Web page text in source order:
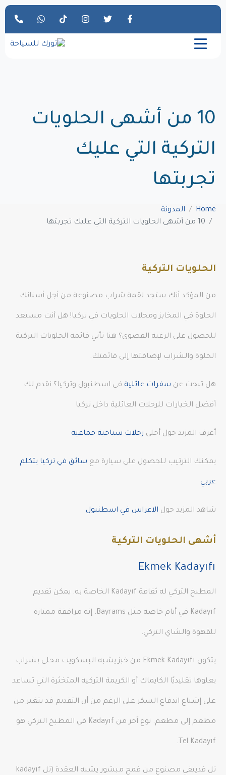
10 من أشهى الحلويات
التركية التي عليك
تجربتها
Home
المدونة
10 من أشهى الحلويات التركية التي عليك تجربتها
الحلويات التركية
من المؤكد أنك ستجد لقمة شراب مصنوعة من أجل أسنانك
الحلوة في المخابز ومحلات الحلويات في تركيا! هل أنت مستعد
للحصول على الرغبة القصوى؟ هنا تأتي قائمة الحلويات التركية
الحلوة والشراب لإضافتها إلى قائمتك.
هل تبحث عن سفرات عائلية في اسطنبول وتركيا؟ نقدم لك
أفضل الخيارات للرحلات العائلية داخل تركيا
أعرف المزيد حول أحلى رحلات سياحية جماعية
يمكنك الترتيب للحصول على سيارة مع سائق في تركيا يتكلم
عربي
شاهد المزيد حول الاعراس في اسطنبول
أشهى الحلويات التركية
Ekmek Kadayıfı
المطبخ التركي له ثقافة Kadayıf الخاصة به. يمكن تقديم
Kadayıf في أيام خاصة مثل Bayrams. إنه مرافقة ممتازة
للقهوة والشاي التركي.
يتكون Ekmek Kadayıfı من خبز يشبه البسكويت محلى بشراب.
يعلوها تقليديًا الكايماك أو الكريمة التركية المتخثرة التي تساعد
على إشباع اندفاع السكر على الرغم من أن التقديم قد يتغير من
مطعم إلى مطعم. نوع آخر من Kadayıf في المطبخ التركي هو
Tel Kadayıf.
تل قدييفي مصنوع من قمح مبشور يشبه العقدة (تل kadayıf